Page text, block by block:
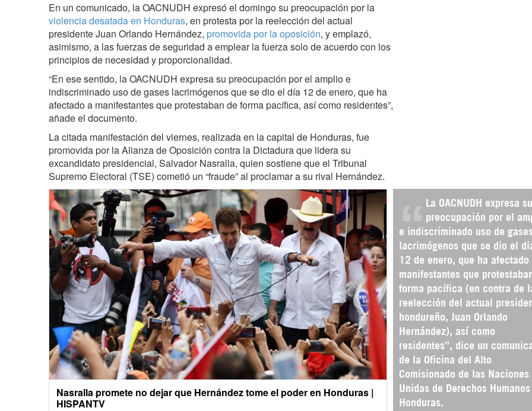
En un comunicado, la OACNUDH expresó el domingo su preocupación por la
violencia desatada en Honduras, en protesta por la reelección del actual
presidente Juan Orlando Hernández, promovida por la oposición, y emplazó,
asimismo, a las fuerzas de seguridad a emplear la fuerza solo de acuerdo con los
principios de necesidad y proporcionalidad.
“En ese sentido, la OACNUDH expresa su preocupación por el amplio e
indiscriminado uso de gases lacrimógenos que se dio el día 12 de enero, que ha
afectado a manifestantes que protestaban de forma pacífica, así como residentes”,
añade el documento.
La citada manifestación del viernes, realizada en la capital de Honduras, fue
promovida por la Alianza de Oposición contra la Dictadura que lidera su
excandidato presidencial, Salvador Nasralla, quien sostiene que el Tribunal
Supremo Electoral (TSE) cometió un “fraude” al proclamar a su rival Hernández.
La OACNUDH expresa su
preocupación por el
e indiscriminado uso de gases
lacrimógenos que se dio el
12 de enero, que ha afectado
manifestantes que
forma pacífica (en contra de
reelección del actual
hondureño, Juan Orlando
Hernández), así como
residentes”, dice un
de la Oficina del Alto
Comisionado de las Naciones
Unidas de Derechos Humanos
Honduras.
Nasralla promete no dejar que Hernández tome el poder en Honduras |
HISPANTV